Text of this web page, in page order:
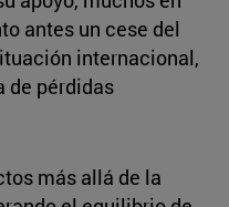
antes un cese del
internacional,
de pérdidas
más allá de la